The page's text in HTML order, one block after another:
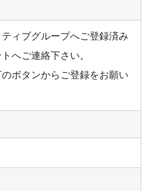
ィブグループへご登録済み
へご連絡下さい。
ボタンからご登録をお願い